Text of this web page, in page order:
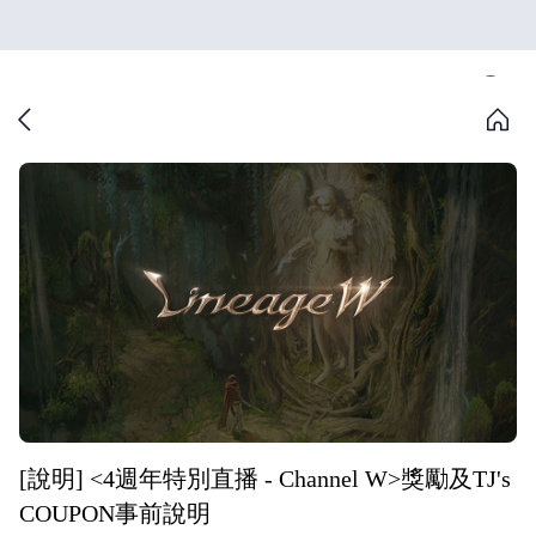
[說明] <4週年特別直播 - Channel W>獎勵及TJ's
COUPON事前說明